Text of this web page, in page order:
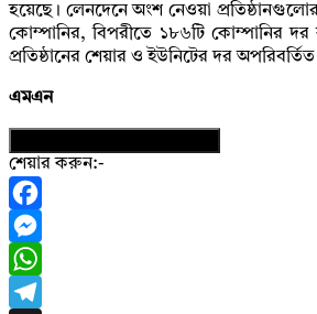
হয়েছে। লেনদেনে অংশ নেওয়া
কোম্পানির, বিপরীতে ১৮৬টি কোম্পানির দর
প্রতিষ্ঠানের শেয়ার ও ইউনিটের দর
এমএন
শেয়ার করুন:-
Facebook
Messenger
WhatsApp